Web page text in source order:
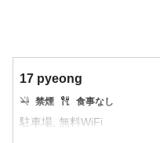
17 pyeong
禁煙 食事なし